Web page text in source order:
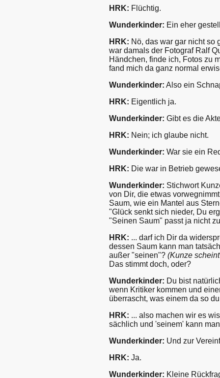
HRK: Flüchtig.
Wunderkinder: Ein eher
HRK: Nö, das war gar nicht so
war damals der Fotograf Ralf
Händchen, finde ich, Fotos zu
fand mich da ganz normal
Wunderkinder: Also ein
HRK: Eigentlich ja.
Wunderkinder: Gibt es die
HRK: Nein; ich glaube nicht.
Wunderkinder: War sie ein
HRK: Die war in Betrieb
Wunderkinder: Stichwort
von Dir, die etwas
Saum, wie ein Mantel aus
"Glück senkt sich nieder, Du
"Seinen Saum" passt ja nicht
HRK: ... darf ich Dir da
dessen Saum kann man
außer "seinen"? (Kunze
Das stimmt doch, oder?
Wunderkinder: Du bist
wenn Kritiker kommen und
überrascht, was einem da so
HRK: ... also machen wir es
sächlich und 'seinem' kann
Wunderkinder: Und zur
HRK: Ja.
Wunderkinder: Kleine